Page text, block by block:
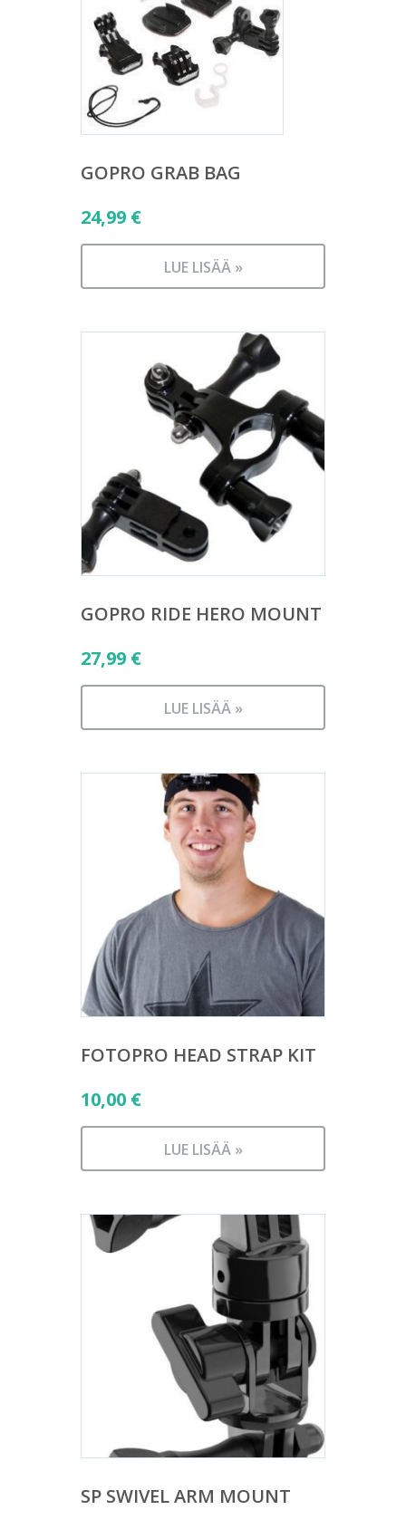
GOPRO GRAB BAG
24,99 €
LUE LISÄÄ »
GOPRO RIDE HERO MOUNT
27,99 €
LUE LISÄÄ »
FOTOPRO HEAD STRAP KIT
10,00 €
LUE LISÄÄ »
SP SWIVEL ARM MOUNT